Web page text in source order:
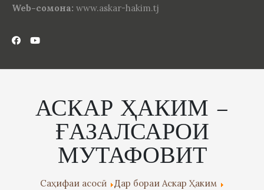
Web-сомона: www.askar-hakim.tj
АСКАР ҲАКИМ –
ҒАЗАЛСАРОИ
МУТАФОВИТ
Саҳифаи асосӣ
Дар бораи Аскар Ҳаким